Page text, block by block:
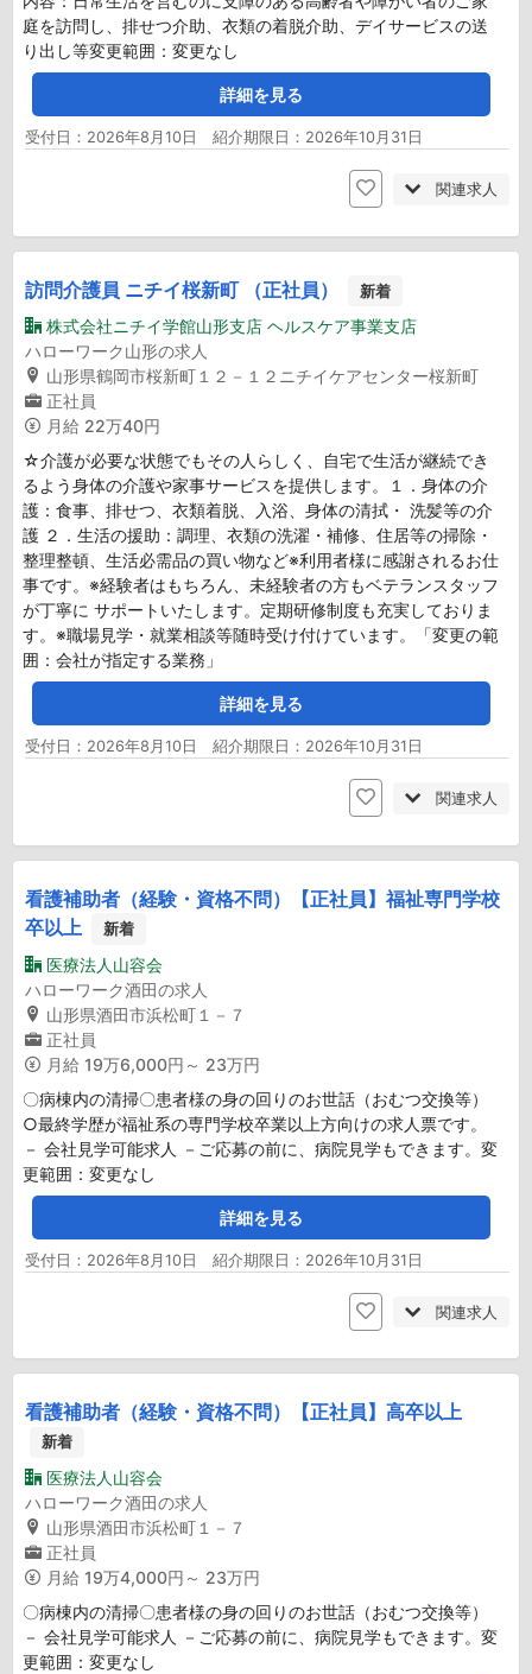
庭を訪問し、排せつ介助、衣類の着脱介助、デイサービスの送
り出し等変更範囲：変更なし
詳細を見る
受付日：2026年8月10日 紹介期限日：2026年10月31日
関連求人
訪問介護員 ニチイ桜新町 （正社員） 新着
株式会社ニチイ学館山形支店 ヘルスケア事業支店
ハローワーク山形の求人
山形県鶴岡市桜新町１２－１２ニチイケアセンター桜新町
正社員
月給 22万40円
☆介護が必要な状態でもその人らしく、自宅で生活が継続でき
るよう身体の介護や家事サービスを提供します。１．身体の介
護：食事、排せつ、衣類着脱、入浴、身体の清拭・ 洗髪等の介
護 ２．生活の援助：調理、衣類の洗濯・補修、住居等の掃除・
整理整頓、生活必需品の買い物など※利用者様に感謝されるお仕
事です。※経験者はもちろん、未経験者の方もベテランスタッフ
が丁寧に サポートいたします。定期研修制度も充実しておりま
す。※職場見学・就業相談等随時受け付けています。「変更の範
囲：会社が指定する業務」
詳細を見る
受付日：2026年8月10日 紹介期限日：2026年10月31日
関連求人
看護補助者（経験・資格不問）【正社員】福祉専門学校
卒以上
新着
医療法人山容会
ハローワーク酒田の求人
山形県酒田市浜松町１－７
正社員
月給 19万6,000円～ 23万円
〇病棟内の清掃〇患者様の身の回りのお世話（おむつ交換等）
○最終学歴が福祉系の専門学校卒業以上方向けの求人票です。
－ 会社見学可能求人 －ご応募の前に、病院見学もできます。変
更範囲：変更なし
詳細を見る
受付日：2026年8月10日 紹介期限日：2026年10月31日
関連求人
看護補助者（経験・資格不問）【正社員】高卒以上
新着
医療法人山容会
ハローワーク酒田の求人
山形県酒田市浜松町１－７
正社員
月給 19万4,000円～ 23万円
〇病棟内の清掃〇患者様の身の回りのお世話（おむつ交換等）
－ 会社見学可能求人 －ご応募の前に、病院見学もできます。変
更範囲：変更なし